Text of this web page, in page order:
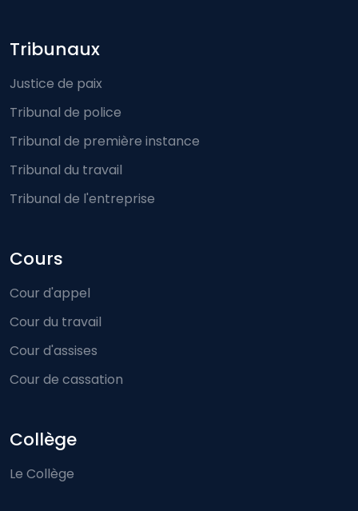
Footer-menu
Tribunaux
Justice de paix
Tribunal de police
Tribunal de première instance
Tribunal du travail
Tribunal de l'entreprise
Cours
Cour d'appel
Cour du travail
Cour d'assises
Cour de cassation
Collège
Le Collège